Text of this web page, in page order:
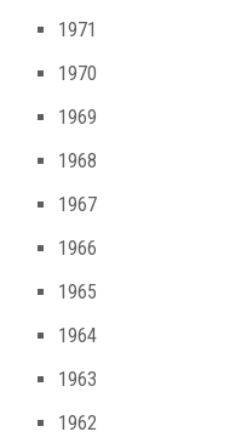
1971
1970
1969
1968
1967
1966
1965
1964
1963
1962